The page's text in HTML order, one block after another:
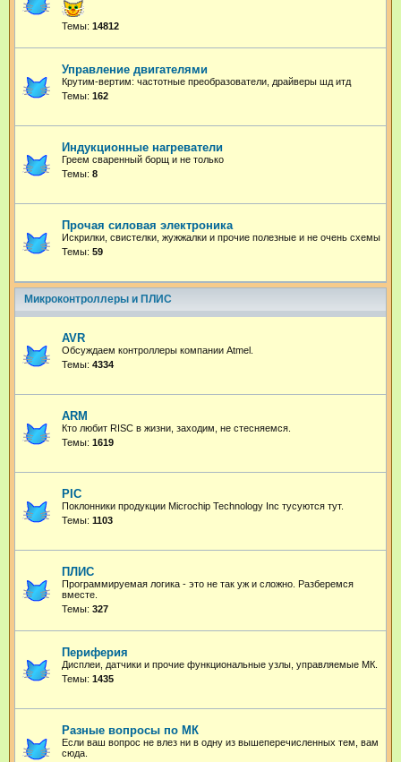
Темы: 14812
Управление двигателями
Крутим-вертим: частотные преобразователи, драйверы шд итд
Темы: 162
Индукционные нагреватели
Греем сваренный борщ и не только
Темы: 8
Прочая силовая электроника
Искрилки, свистелки, жужжалки и прочие полезные и не очень схемы
Темы: 59
Микроконтроллеры и ПЛИС
AVR
Обсуждаем контроллеры компании Atmel.
Темы: 4334
ARM
Кто любит RISC в жизни, заходим, не стесняемся.
Темы: 1619
PIC
Поклонники продукции Microchip Technology Inc тусуются тут.
Темы: 1103
ПЛИС
Программируемая логика - это не так уж и сложно. Разберемся
вместе.
Темы: 327
Периферия
Дисплеи, датчики и прочие функциональные узлы, управляемые МК.
Темы: 1435
Разные вопросы по МК
Если ваш вопрос не влез ни в одну из вышеперечисленных тем, вам
сюда.